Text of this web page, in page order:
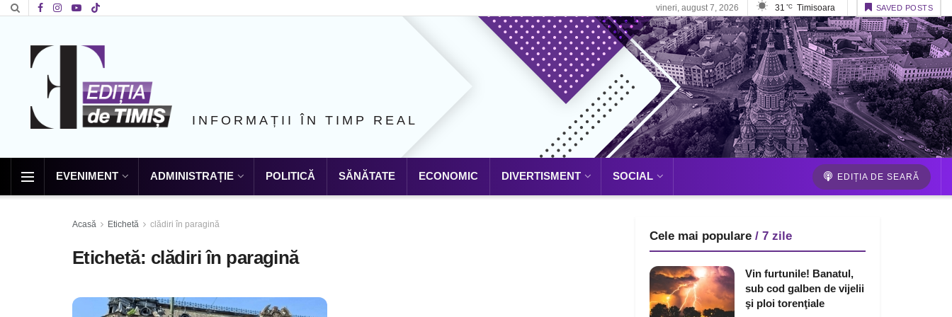
vineri, august 7, 2026 31 °C Timisoara SAVED POSTS
INFORMAȚII ÎN TIMP REAL
EVENIMENT ADMINISTRAȚIE POLITICĂ SĂNĂTATE ECONOMIC DIVERTISMENT SOCIAL EDIȚIA DE SEARĂ
Acasă Etichetă clădiri în paragină
Etichetă: clădiri în paragină
Cele mai populare / 7 zile
Vin furtunile! Banatul,
sub cod galben de vijelii
şi ploi torenţiale